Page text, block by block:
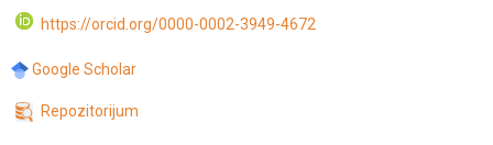
https://orcid.org/0000-0002-3949-4672
Google Scholar
Repozitorijum